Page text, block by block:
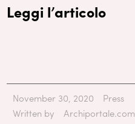
Leggi l’articolo
November 30, 2020
Press
Written by
Archiportale.com